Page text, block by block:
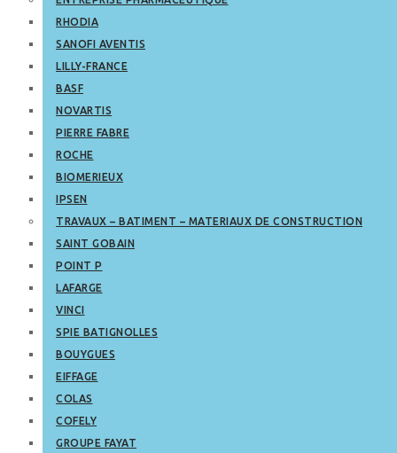
RHODIA
SANOFI AVENTIS
LILLY-FRANCE
BASF
NOVARTIS
PIERRE FABRE
ROCHE
BIOMERIEUX
IPSEN
TRAVAUX – BATIMENT – MATERIAUX DE CONSTRUCTION
SAINT GOBAIN
POINT P
LAFARGE
VINCI
SPIE BATIGNOLLES
BOUYGUES
EIFFAGE
COLAS
COFELY
GROUPE FAYAT